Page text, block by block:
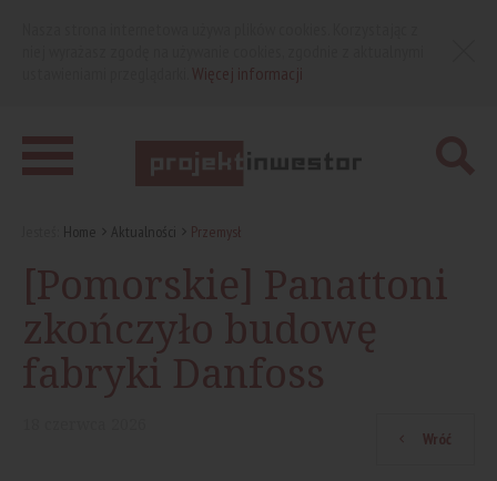
Home Aktualności Przemysł
[Pomorskie] Panattoni
zkończyło budowę
fabryki Danfoss
Wróć